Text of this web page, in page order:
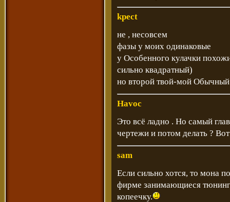
kpect
не , несовсем
фазы у моих одинаковые
у Особенного кулачки
сильно квадратный)
но второй твой-мой
Havoc
Это всё ладно . Но самый
чертежи и потом делать ?
sam
Если сильно хотся, то мона
фирме занимающиеся
копеечку.